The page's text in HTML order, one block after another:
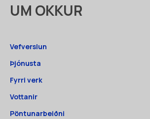
UM OKKUR
Vefverslun
Þjónusta
Fyrri verk
Vottanir
Pöntunarbeiðni